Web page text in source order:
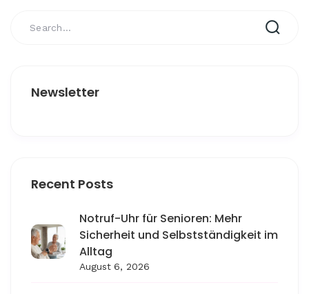
Newsletter
Recent Posts
Notruf-Uhr für Senioren: Mehr
Sicherheit und Selbstständigkeit im
Alltag
August 6, 2026